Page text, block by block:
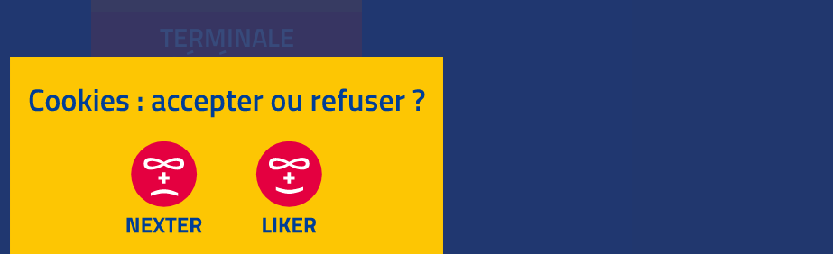
TERMINALE
GÉNÉRALE
RETOUR